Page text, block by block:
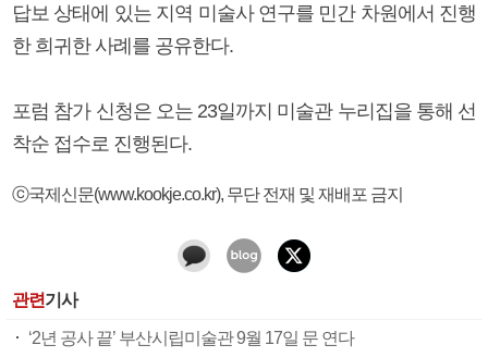
답보 상태에 있는 지역 미술사 연구를 민간 차원에서 진행
한 희귀한 사례를 공유한다.
포럼 참가 신청은 오는 23일까지 미술관 누리집을 통해 선
착순 접수로 진행된다.
ⓒ국제신문(www.kookje.co.kr), 무단 전재 및 재배포 금지
관련기사
‘2년 공사 끝’ 부산시립미술관 9월 17일 문 연다